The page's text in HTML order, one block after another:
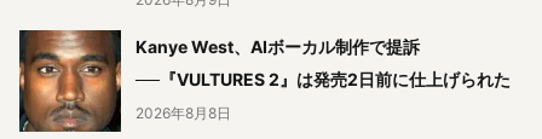
Kanye West、AIボーカル制作で提訴
──『VULTURES 2』は発売2日前に仕上げられた
2026年8月8日